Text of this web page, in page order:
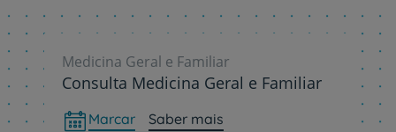
Medicina Geral e Familiar
Consulta Medicina Geral e Familiar
Marcar Saber mais